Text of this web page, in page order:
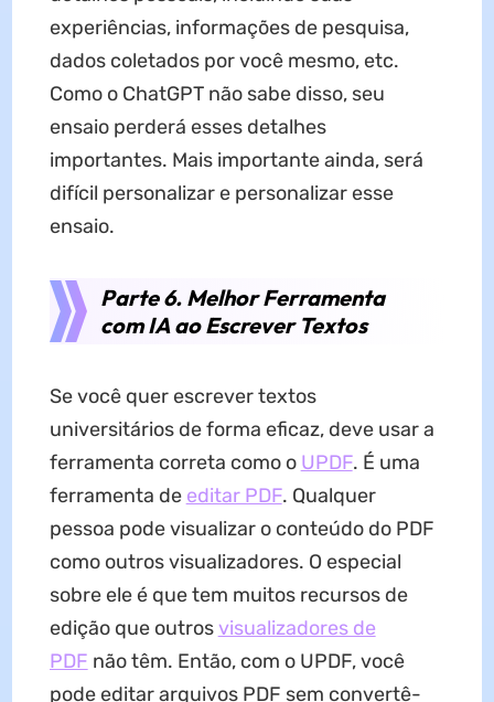
experiências, informações de pesquisa,
dados coletados por você mesmo, etc.
Como o ChatGPT não sabe disso, seu
ensaio perderá esses detalhes
importantes. Mais importante ainda, será
difícil personalizar e personalizar esse
ensaio.
Parte 6. Melhor Ferramenta
com IA ao Escrever Textos
Se você quer escrever textos
universitários de forma eficaz, deve usar a
ferramenta correta como o UPDF. É uma
ferramenta de editar PDF. Qualquer
pessoa pode visualizar o conteúdo do PDF
como outros visualizadores. O especial
sobre ele é que tem muitos recursos de
edição que outrosvisualizadores de
PDF não têm. Então, com o UPDF, você
pode editar arquivos PDF sem convertê-